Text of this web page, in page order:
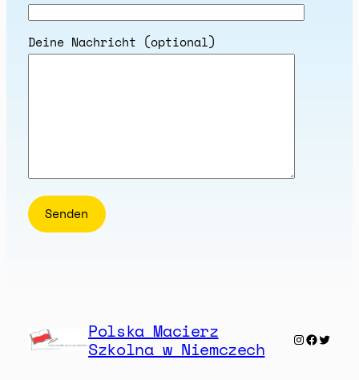
Deine Nachricht (optional)
Polska Macierz
Szkolna w Niemczech